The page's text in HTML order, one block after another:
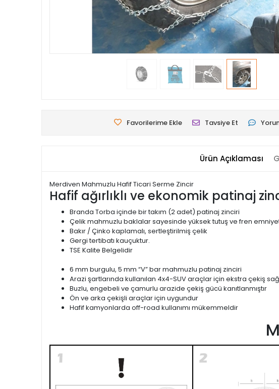
Favorilerime Ekle Tavsiye Et
Ürün Açıklaması
Merdiven Mahmuzlu Hafif Ticari Serme Zincir
Hafif ağırlıklı ve ekonomik patinaj
Branda Torba içinde bir takım (2 adet) patinaj zinciri
Çelik mahmuzlu baklalar sayesinde yüksek tutuş ve fren
Bakır / Çinko kaplamalı, sertleştirilmiş çelik
Gergi tertibatı kauçuktur.
TSE Kalite Belgelidir
6 mm burgulu, 5 mm “V” bar mahmuzlu patinaj zinciri
Arazi şartlarında kullanılan 4x4-SUV araçlar için ekstra çekiş
Buzlu, engebeli ve çamurlu arazide çekiş gücü kanıtlanmıştır
Ön ve arka çekişli araçlar için uygundur
Hafif kamyonlarda off-road kullanımı mükemmeldir